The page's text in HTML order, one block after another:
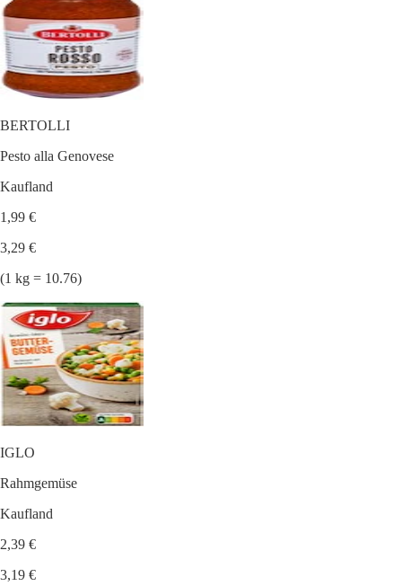
BERTOLLI
Pesto alla Genovese
Kaufland
1,99 €
3,29 €
(1 kg = 10.76)
IGLO
Rahmgemüse
Kaufland
2,39 €
3,19 €